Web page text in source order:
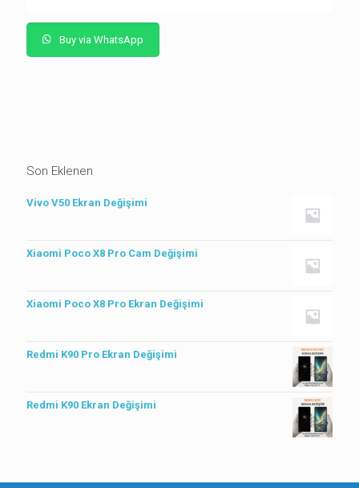
Buy via WhatsApp
Son Eklenen
Vivo V50 Ekran Değişimi
Xiaomi Poco X8 Pro Cam Değişimi
Xiaomi Poco X8 Pro Ekran Değişimi
Redmi K90 Pro Ekran Değişimi
Redmi K90 Ekran Değişimi